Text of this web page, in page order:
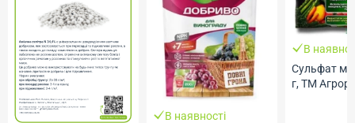
В наявності
В
Сульфат
г, ТМ